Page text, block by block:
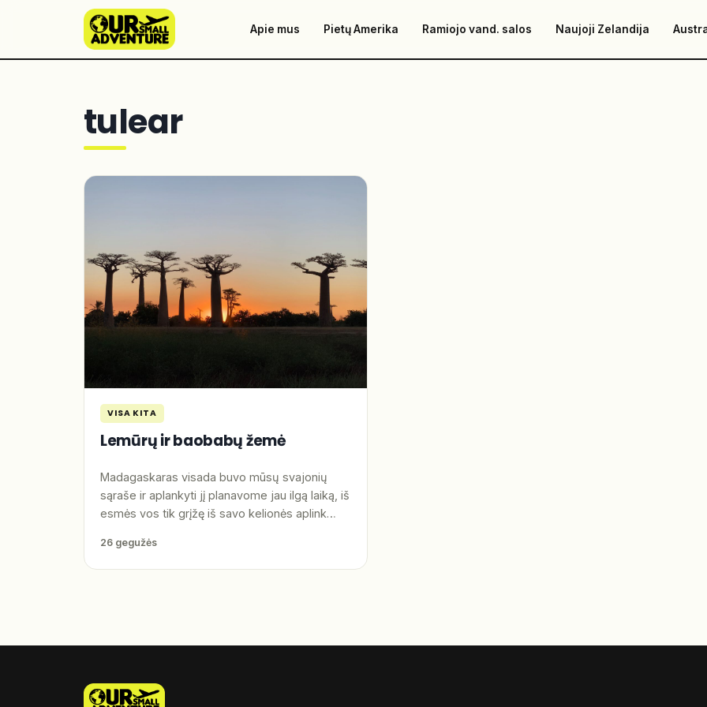
Apie mus Pietų Amerika Ramiojo vand. salos Naujoji Zelandija
tulear
VISA KITA
Lemūrų ir baobabų žemė
Madagaskaras visada buvo mūsų svajonių
sąraše ir aplankyti jį planavome jau ilgą laiką, iš
esmės vos tik grįžę iš savo kelionės aplink…
26 gegužės